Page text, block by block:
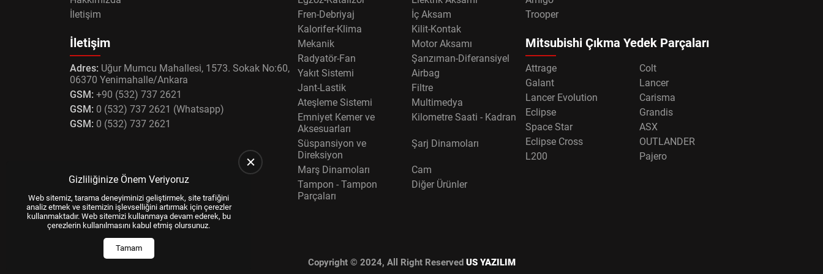
İletişim
İletişim
Adres: Uğur Mumcu Mahallesi, 1573. Sokak No:60,
06370 Yenimahalle/Ankara
GSM: +90 (532) 737 2621
GSM: 0 (532) 737 2621 (Whatsapp)
GSM: 0 (532) 737 2621
Fren-Debriyaj
İç Aksam
Kalorifer-Klima
Kilit-Kontak
Mekanik
Motor Aksamı
Radyatör-Fan
Şanzıman-Diferansiyel
Yakıt Sistemi
Airbag
Jant-Lastik
Filtre
Ateşleme Sistemi
Multimedya
Emniyet Kemer ve
Aksesuarları
Kilometre Saati - Kadran
Süspansiyon ve
Direksiyon
Şarj Dinamoları
Marş Dinamoları
Cam
Tampon - Tampon
Parçaları
Diğer Ürünler
Trooper
Mitsubishi Çıkma Yedek Parçaları
Attrage
Colt
Galant
Lancer
Lancer Evolution
Carisma
Eclipse
Grandis
Space Star
ASX
Eclipse Cross
OUTLANDER
L200
Pajero
Copyright © 2024, All Right Reserved US YAZILIM
Gizliliğinize Önem Veriyoruz
Web sitemiz, tarama deneyiminizi geliştirmek, site trafiğini
analiz etmek ve sitemizin işlevselliğini artırmak için çerezler
kullanmaktadır. Web sitemizi kullanmaya devam ederek, bu
çerezlerin kullanılmasını kabul etmiş olursunuz.
Tamam